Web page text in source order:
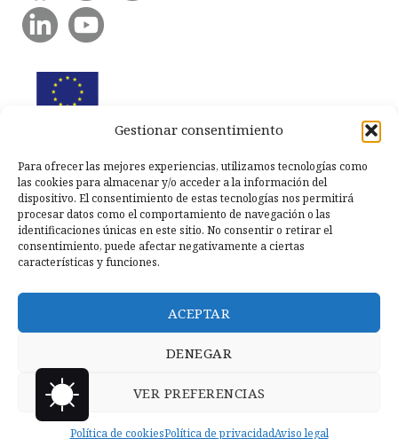
Gestionar consentimiento
Para ofrecer las mejores experiencias, utilizamos tecnologías como
las cookies para almacenar y/o acceder a la información del
dispositivo. El consentimiento de estas tecnologías nos permitirá
procesar datos como el comportamiento de navegación o las
identificaciones únicas en este sitio. No consentir o retirar el
consentimiento, puede afectar negativamente a ciertas
características y funciones.
ACEPTAR
DENEGAR
VER PREFERENCIAS
Política de cookiesPolítica de privacidadAviso legal
Copyright © 2026 Llanero Solidario.
de privacidad